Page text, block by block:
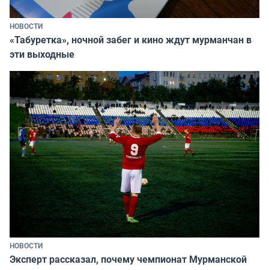
НОВОСТИ
«Табуретка», ночной забег и кино ждут мурманчан в
эти выходные
НОВОСТИ
Эксперт рассказал, почему чемпионат Мурманской